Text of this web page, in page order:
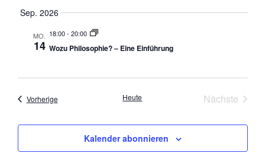
auswählen.
Sep. 2026
MO.
14
18:00- 20:00
Wozu Philosophie? – Eine Einführung
VorherigeVeranstaltungen Heute Nächste
Kalender abonnieren